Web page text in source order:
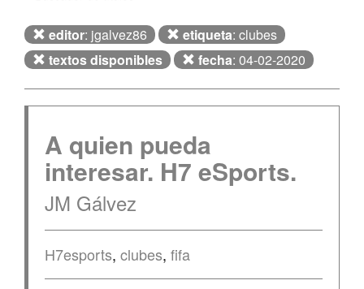
editor: jgalvez86 etiqueta: clubes
textos disponibles
fecha: 04-02-2020
A quien pueda
interesar. H7 eSports.
JM Gálvez
H7esports, clubes, fifa